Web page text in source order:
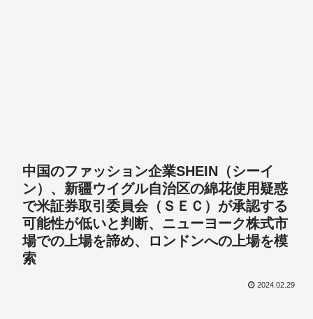
中国のファッション企業SHEIN（シーイ
ン）、新疆ウイグル自治区の綿花使用疑惑
で米証券取引委員会（ＳＥＣ）が承認する
可能性が低いと判断、ニューヨーク株式市
場での上場を諦め、ロンドンへの上場を模
索
2024.02.29